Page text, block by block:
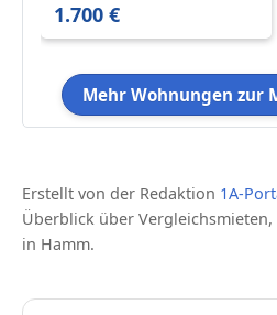
1.700 €
Mehr Wohnungen zur
Erstellt von der Redaktion 1A-
Überblick über
in Hamm.